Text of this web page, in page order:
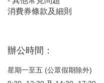
消費券條款及細則
辦公時間：
星期一至五 (公眾假期除外)